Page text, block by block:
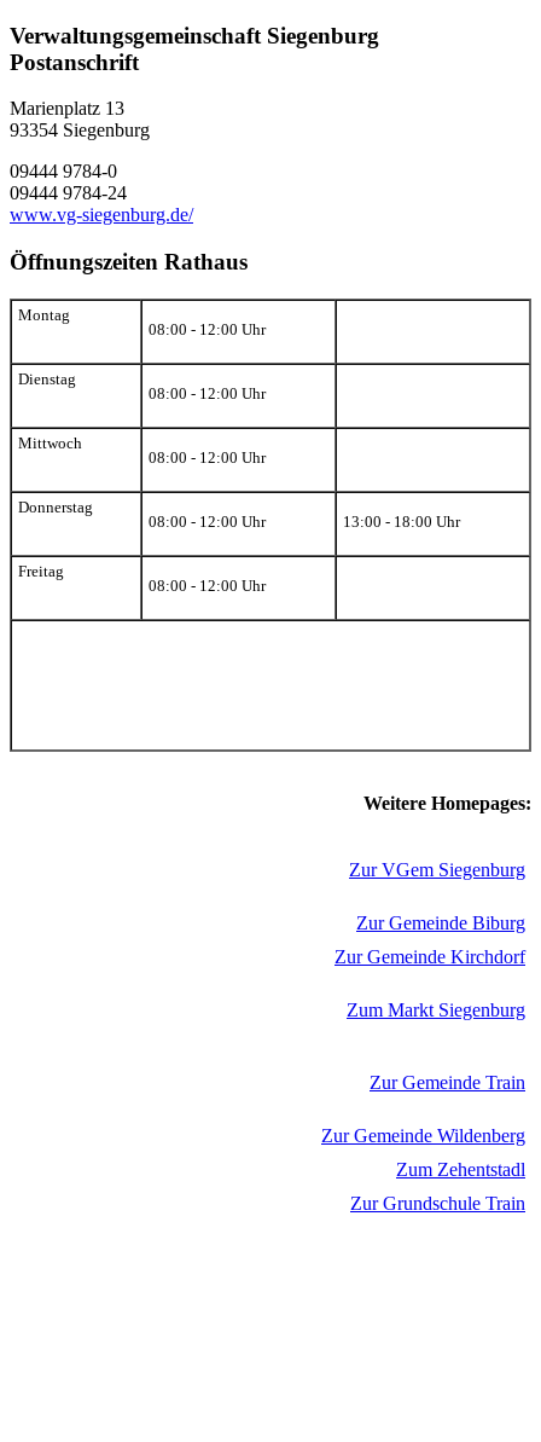
Verwaltungsgemeinschaft Siegenburg
Postanschrift
Marienplatz 13
93354 Siegenburg
09444 9784-0
09444 9784-24
www.vg-siegenburg.de/
Öffnungszeiten Rathaus
Montag
08:00 - 12:00 Uhr
Dienstag
08:00 - 12:00 Uhr
Mittwoch
08:00 - 12:00 Uhr
Donnerstag
08:00 - 12:00 Uhr
13:00 - 18:00 Uhr
Freitag
08:00 - 12:00 Uhr
Weitere Homepages:
Zur VGem Siegenburg
Zur Gemeinde Biburg
Zur Gemeinde Kirchdorf
Zum Markt Siegenburg
Zur Gemeinde Train
Zur Gemeinde Wildenberg
Zum Zehentstadl
Zur Grundschule Train